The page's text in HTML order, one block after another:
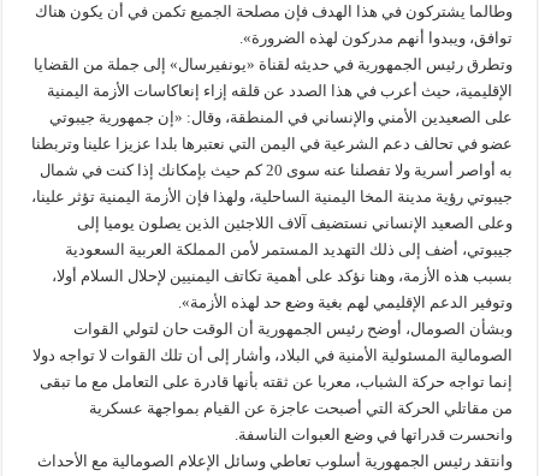
وطالما يشتركون في هذا الهدف فإن مصلحة الجميع تكمن في أن يكون هناك
توافق، ويبدوا أنهم مدركون لهذه الضرورة».
وتطرق رئيس الجمهورية في حديثه لقناة «يونفيرسال» إلى جملة من القضايا
الإقليمية، حيث أعرب في هذا الصدد عن قلقه إزاء إنعاكاسات الأزمة اليمنية
على الصعيدين الأمني والإنساني في المنطقة، وقال: «إن جمهورية جيبوتي
عضو في تحالف دعم الشرعية في اليمن التي نعتبرها بلدا عزيزا علينا وتربطنا
به أواصر أسرية ولا تفصلنا عنه سوى 20 كم حيث بإمكانك إذا كنت في شمال
جيبوتي رؤية مدينة المخا اليمنية الساحلية، ولهذا فإن الأزمة اليمنية تؤثر علينا،
وعلى الصعيد الإنساني نستضيف آلاف اللاجئين الذين يصلون يوميا إلى
جيبوتي، أضف إلى ذلك التهديد المستمر لأمن المملكة العربية السعودية
بسبب هذه الأزمة، وهنا نؤكد على أهمية تكاتف اليمنيين لإحلال السلام أولا،
وتوفير الدعم الإقليمي لهم بغية وضع حد لهذه الأزمة».
وبشأن الصومال، أوضح رئيس الجمهورية أن الوقت حان لتولي القوات
الصومالية المسئولية الأمنية في البلاد، وأشار إلى أن تلك القوات لا تواجه دولا
إنما تواجه حركة الشباب، معربا عن ثقته بأنها قادرة على التعامل مع ما تبقى
من مقاتلي الحركة التي أصبحت عاجزة عن القيام بمواجهة عسكرية
وانحسرت قدراتها في وضع العبوات الناسفة.
وانتقد رئيس الجمهورية أسلوب تعاطي وسائل الإعلام الصومالية مع الأحداث